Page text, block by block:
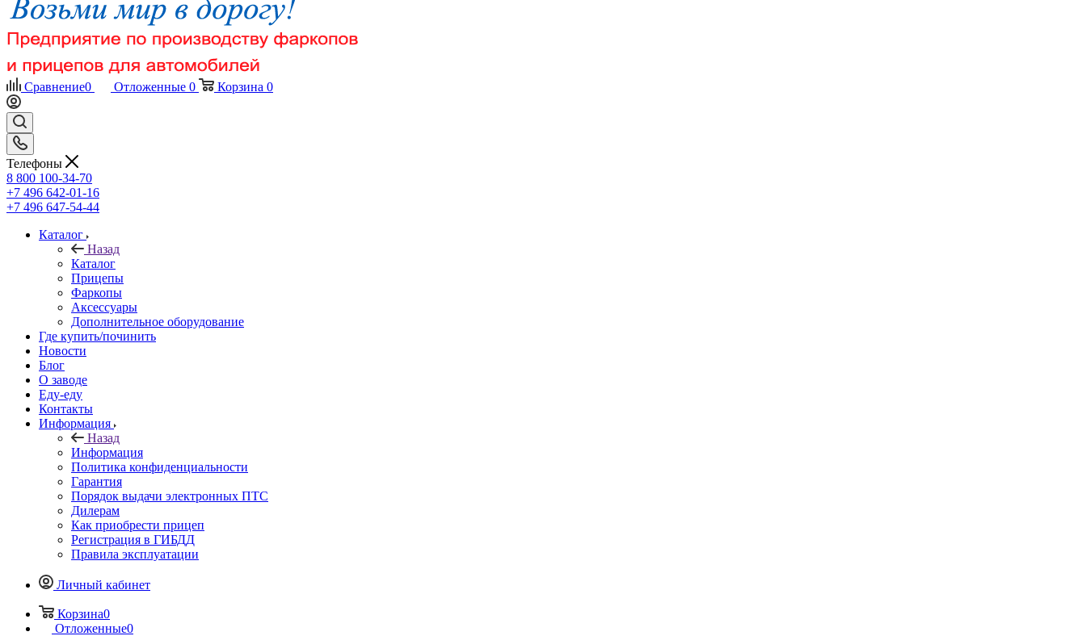
Сравнение0 Отложенные 0 Корзина 0
Телефоны
8 800 100-34-70
+7 496 642-01-16
+7 496 647-54-44
Каталог
Назад
Каталог
Прицепы
Фаркопы
Аксессуары
Дополнительное оборудование
Где купить/починить
Новости
Блог
О заводе
Еду-еду
Контакты
Информация
Назад
Информация
Политика конфиденциальности
Гарантия
Порядок выдачи электронных ПТС
Дилерам
Как приобрести прицеп
Регистрация в ГИБДД
Правила эксплуатации
Личный кабинет
Корзина0
Отложенные0